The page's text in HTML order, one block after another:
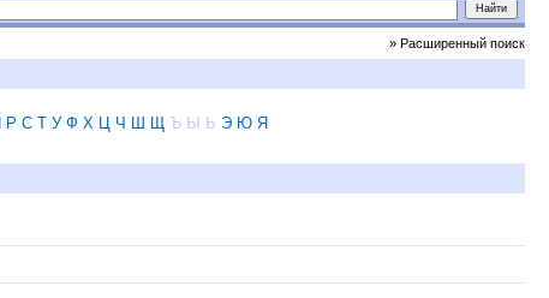
» Расширенный поиск
Р С Т У Ф Х Ц Ч Ш Щ Ъ Ы Ь Э Ю Я